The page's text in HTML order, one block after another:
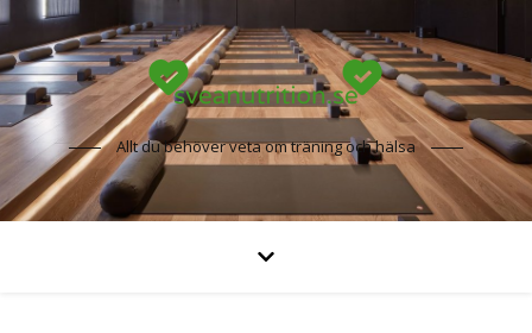
Allt du behöver veta om träning och hälsa